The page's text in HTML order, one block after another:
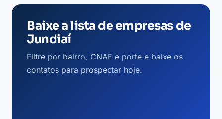
Baixe a lista de empresas de
Jundiaí
Filtre por bairro, CNAE e porte e baixe os
contatos para prospectar hoje.